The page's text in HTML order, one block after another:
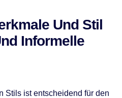
Und Stil
Informelle
Stils ist entscheidend für den